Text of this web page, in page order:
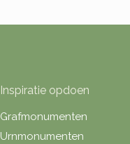
Inspiratie opdoen
Grafmonumenten
Urnmonumenten